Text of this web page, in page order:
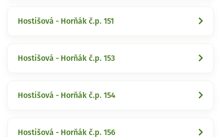
Hostišová - Horňák č.p. 151
Hostišová - Horňák č.p. 153
Hostišová - Horňák č.p. 154
Hostišová - Horňák č.p. 156